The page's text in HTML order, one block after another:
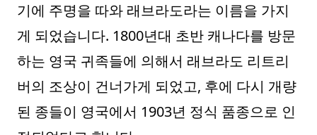
기에 주명을 따와 래브라도라는 이름을 가지
게 되었습니다. 1800년대 초반 캐나다를 방문
하는 영국 귀족들에 의해서 래브라도 리트리
버의 조상이 건너가게 되었고, 후에 다시 개량
된 종들이 영국에서 1903년 정식 품종으로 인